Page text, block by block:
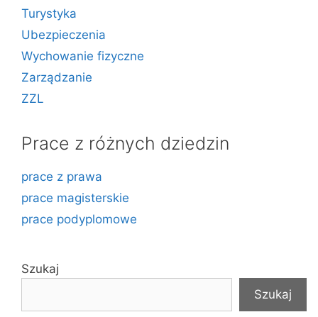
Turystyka
Ubezpieczenia
Wychowanie fizyczne
Zarządzanie
ZZL
Prace z różnych dziedzin
prace z prawa
prace magisterskie
prace podyplomowe
Szukaj
Szukaj